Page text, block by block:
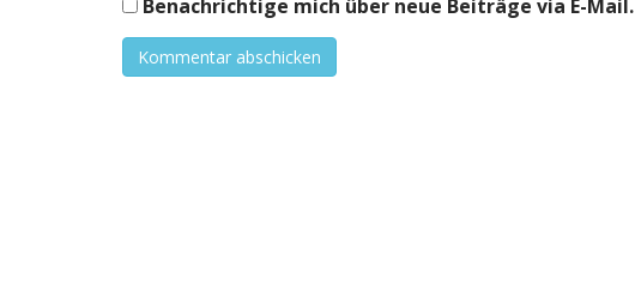
Benachrichtige mich über neue Beiträge via E-Mail.